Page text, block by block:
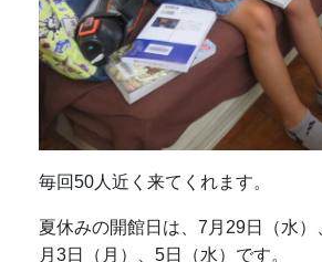
毎回50人近く来てくれます。
夏休みの開館日は、7月29日（水
月3日（月）、5日（水）です。